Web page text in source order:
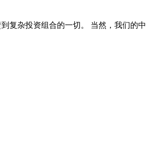
复杂投资组合的一切。 当然，我们的中